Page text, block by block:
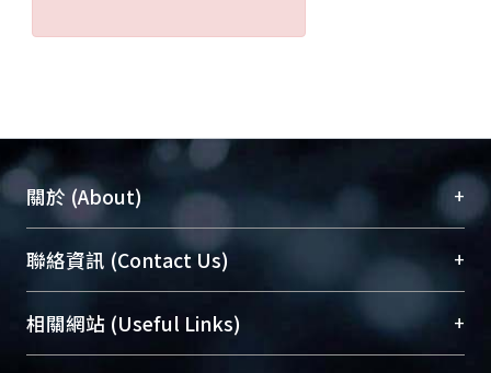
關於 (About) +
臺大位居世界頂尖大學之列，為永久珍藏及向國際
展現本校豐碩的研究成果及學術能量，圖書館整合
機構典藏（NTUR）與學術庫（AH）不同功能平
台，成為臺大學術典藏NTU scholars。期能整合研
聯絡資訊 (Contact Us) +
總館學科館員(Main Library)
醫學圖書館學科館員(Medical Library)
相關網站 (Useful Links) +